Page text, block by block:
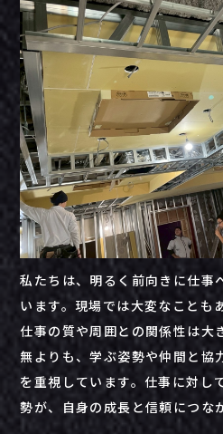
私たちは、明るく前向きに仕事
います。現場では大変なことも
仕事の質や周囲との関係性は大
無よりも、学ぶ姿勢や仲間と協
を重視しています。仕事に対し
勢が、自身の成長と信頼につな